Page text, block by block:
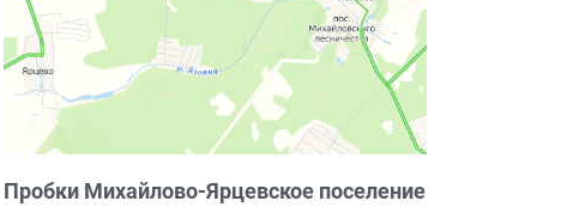
Пробки Михайлово-Ярцевское поселение